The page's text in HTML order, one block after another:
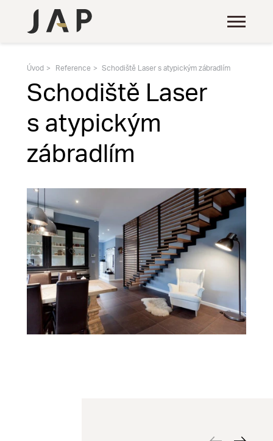
Úvod Reference Schodiště Laser s atypickým zábradlím
Schodiště Laser
s atypickým
zábradlím